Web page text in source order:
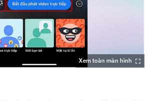
Xem toàn màn hình